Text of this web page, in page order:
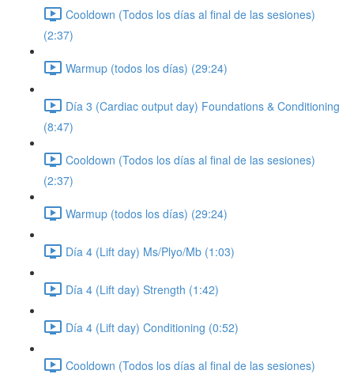
Cooldown (Todos los días al final de las sesiones)
(2:37)
Warmup (todos los días) (29:24)
Día 3 (Cardiac output day) Foundations & Conditioning
(8:47)
Cooldown (Todos los días al final de las sesiones)
(2:37)
Warmup (todos los días) (29:24)
Día 4 (Lift day) Ms/Plyo/Mb (1:03)
Día 4 (Lift day) Strength (1:42)
Día 4 (Lift day) Conditioning (0:52)
Cooldown (Todos los días al final de las sesiones)